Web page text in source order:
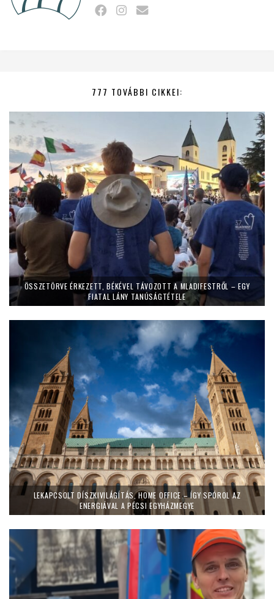
777 TOVÁBBI CIKKEI:
ÖSSZETÖRVE ÉRKEZETT, BÉKÉVEL TÁVOZOTT A MLADIFESTRŐL – EGY
FIATAL LÁNY TANÚSÁGTÉTELE
LEKAPCSOLT DÍSZKIVILÁGÍTÁS, HOME OFFICE – ÍGY SPÓROL AZ
ENERGIÁVAL A PÉCSI EGYHÁZMEGYE